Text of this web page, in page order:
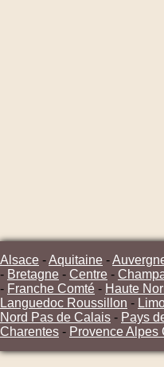
Alsace -Aquitaine -
- Bretagne - Centre -
- Franche Comté - Haute
Languedoc Roussillon -
Nord Pas de Calais - Pays
Charentes - Provence Alpes